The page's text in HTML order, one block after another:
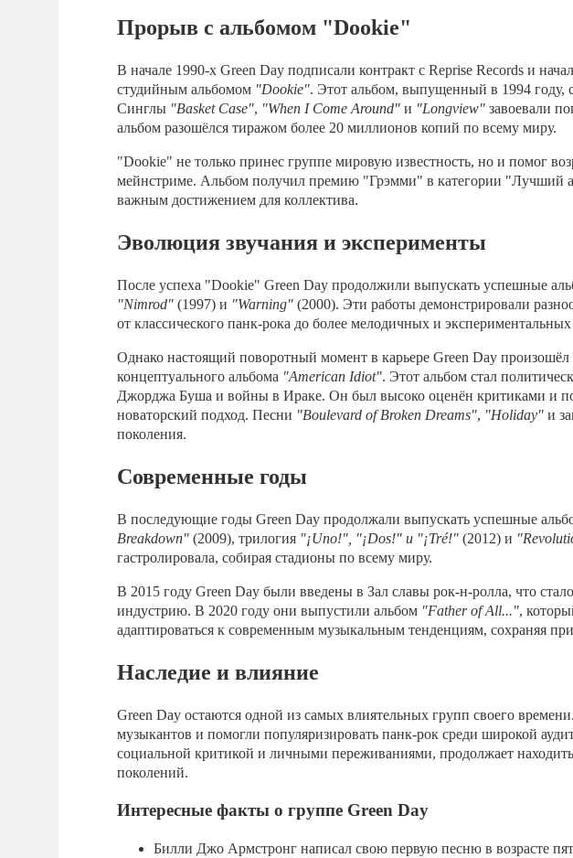
Прорыв с альбомом "Dookie"
В начале 1990-х Green Day подписали контракт с Reprise Records и
студийным альбомом "Dookie". Этот альбом, выпущенный в 1994 году,
Синглы "Basket Case", "When I Come Around" и "Longview" завоевали
альбом разошёлся тиражом более 20 миллионов копий по всему миру.
"Dookie" не только принес группе мировую известность, но и помог
мейнстриме. Альбом получил премию "Грэмми" в категории "Лучший
важным достижением для коллектива.
Эволюция звучания и эксперименты
После успеха "Dookie" Green Day продолжили выпускать успешные
"Nimrod" (1997) и "Warning" (2000). Эти работы демонстрировали
от классического панк-рока до более мелодичных и экспериментальных
Однако настоящий поворотный момент в карьере Green Day
концептуального альбома "American Idiot". Этот альбом стал
Джорджа Буша и войны в Ираке. Он был высоко оценён критиками и
новаторский подход. Песни "Boulevard of Broken Dreams", "Holiday" и
поколения.
Современные годы
В последующие годы Green Day продолжали выпускать успешные
Breakdown" (2009), трилогия "¡Uno!", "¡Dos!" и "¡Tré!" (2012) и
гастролировала, собирая стадионы по всему миру.
В 2015 году Green Day были введены в Зал славы рок-н-ролла, что
индустрию. В 2020 году они выпустили альбом "Father of All...",
адаптироваться к современным музыкальным тенденциям, сохраняя
Наследие и влияние
Green Day остаются одной из самых влиятельных групп своего
музыкантов и помогли популяризировать панк-рок среди широкой
социальной критикой и личными переживаниями, продолжает
поколений.
Интересные факты о группе Green Day
Билли Джо Армстронг написал свою первую песню в возрасте